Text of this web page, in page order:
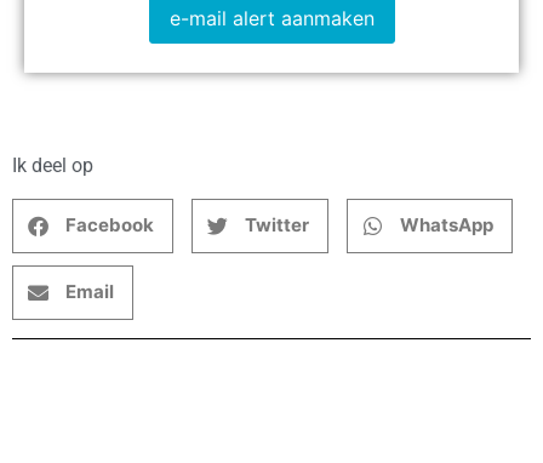
e-mail alert aanmaken
Ik deel op
Facebook Twitter WhatsApp
Email